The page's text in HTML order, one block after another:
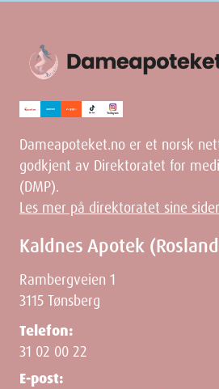
Dameapoteket.no er et norsk
godkjent av Direktoratet for
(DMP).
Les mer på direktoratet sine sider
Kaldnes Apotek
Rambergveien 1
3115 Tønsberg
Telefon:
31 02 00 22
E-post: